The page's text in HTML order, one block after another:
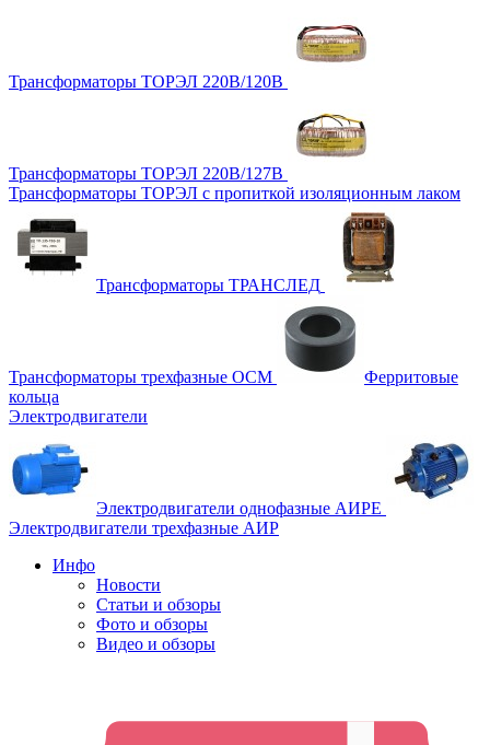
Трансформаторы ТОРЭЛ 220В/120В
Трансформаторы ТОРЭЛ 220В/127В
Трансформаторы ТОРЭЛ с пропиткой изоляционным лаком
Трансформаторы ТРАНСЛЕД
Трансформаторы трехфазные ОСМ
Ферритовые
кольца
Электродвигатели
Электродвигатели однофазные АИРЕ
Электродвигатели трехфазные АИР
Инфо
Новости
Статьи и обзоры
Фото и обзоры
Видео и обзоры